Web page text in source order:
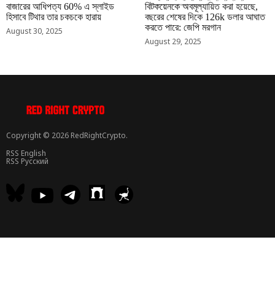
বাজারের আধিপত্য 60% এ স্লাইড
হিসাবে টিথার তার চকচকে হারায়
August 30, 2025
বিটকয়েনকে অবমূল্যায়িত করা হয়েছে,
বছরের শেষের দিকে 126k ডলার আঘাত
করতে পারে: জেপি মরগান
August 29, 2025
Copyright © 2026 RedRightCrypto.
RSS English
RSS Русский